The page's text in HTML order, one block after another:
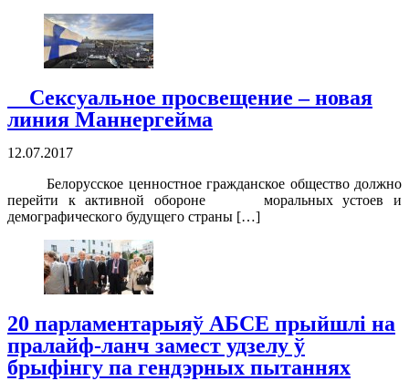
Сексуальное просвещение – новая
линия Маннергейма
12.07.2017
Белорусское ценностное гражданское общество должно
перейти к активной обороне моральных устоев и
демографического будущего страны […]
20 парламентарыяў АБСЕ прыйшлі на
пралайф-ланч замест удзелу ў
брыфінгу па гендэрных пытаннях